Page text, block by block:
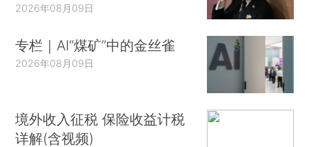
2026年08月09日
专栏｜AI“煤矿”中的金丝雀
2026年08月09日
境外收入征税 保险收益计税
详解(含视频)